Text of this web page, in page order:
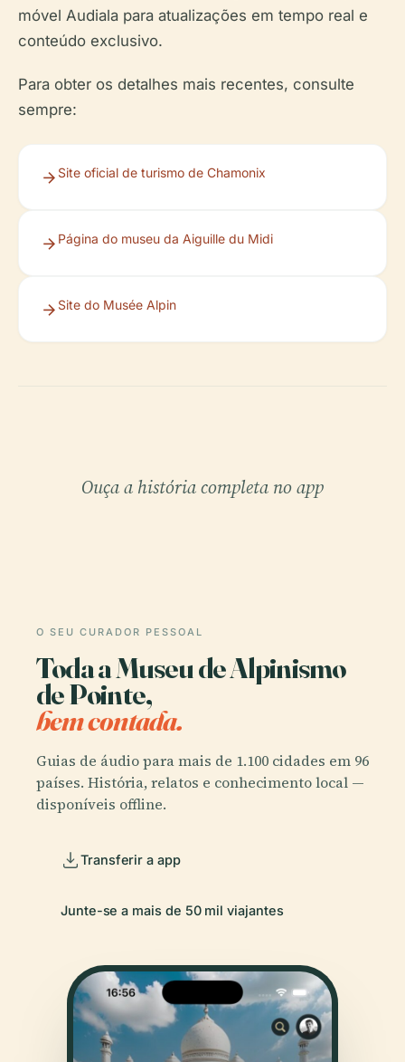
móvel Audiala para atualizações em tempo real e
conteúdo exclusivo.
Para obter os detalhes mais recentes, consulte
sempre:
Site oficial de turismo de Chamonix
Página do museu da Aiguille du Midi
Site do Musée Alpin
Ouça a história completa no app
O SEU CURADOR PESSOAL
Toda a Museu de Alpinismo
de Pointe,
bem contada.
Guias de áudio para mais de 1.100 cidades em 96
países. História, relatos e conhecimento local —
disponíveis offline.
Transferir a app
Junte-se a mais de 50 mil viajantes